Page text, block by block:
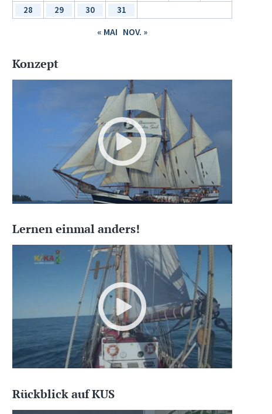
28
29 30 31
« MAI NOV. »
Konzept
Lernen einmal anders!
Rückblick auf KUS